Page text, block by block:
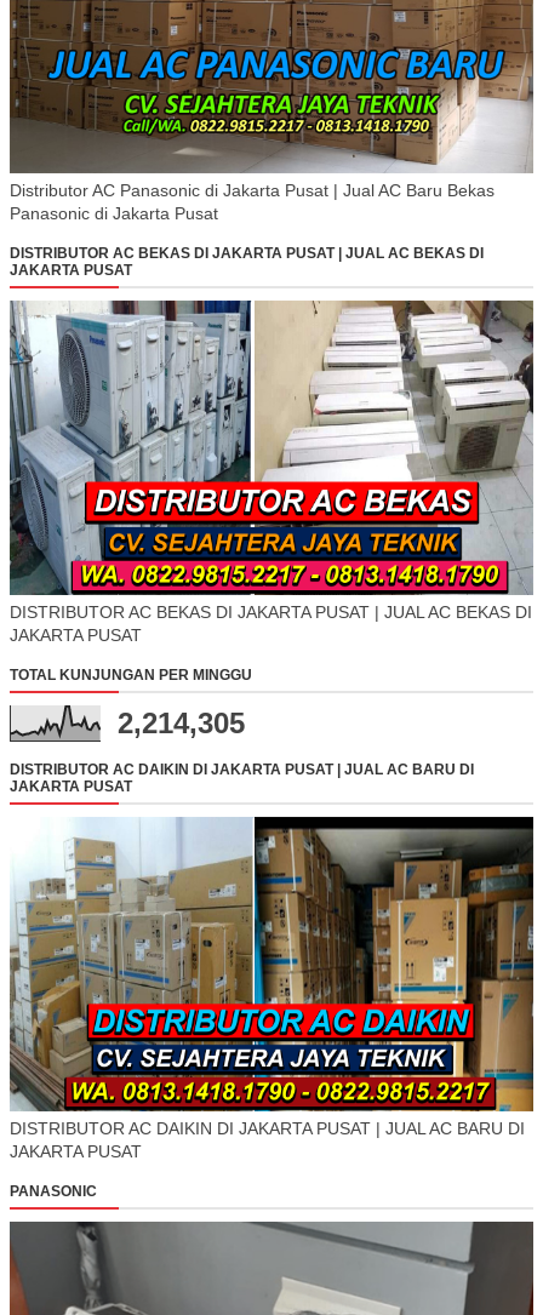
Distributor AC Panasonic di Jakarta Pusat | Jual AC Baru Bekas
Panasonic di Jakarta Pusat
DISTRIBUTOR AC BEKAS DI JAKARTA PUSAT | JUAL AC BEKAS DI
JAKARTA PUSAT
DISTRIBUTOR AC BEKAS DI JAKARTA PUSAT | JUAL AC BEKAS DI
JAKARTA PUSAT
TOTAL KUNJUNGAN PER MINGGU
2,214,305
DISTRIBUTOR AC DAIKIN DI JAKARTA PUSAT | JUAL AC BARU DI
JAKARTA PUSAT
DISTRIBUTOR AC DAIKIN DI JAKARTA PUSAT | JUAL AC BARU DI
JAKARTA PUSAT
PANASONIC